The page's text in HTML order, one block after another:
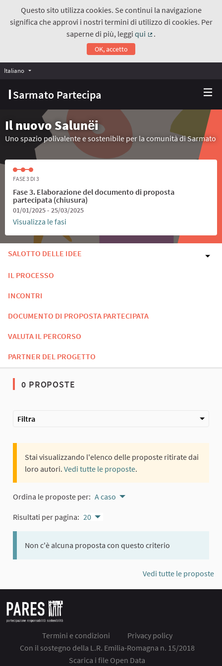
Questo sito utilizza cookies. Se continui la navigazione
significa che approvi i nostri termini di utilizzo di cookies. Per
saperne di più, leggiqui
.
OK, accetto
Sarmato Partecipa
Italiano Choose language
Il nuovo Salunёi
Uno spazio polivalente e sostenibile per la comunità di Sarmato
FASE 3 DI 3
Fase 3. Elaborazione del documento di proposta
partecipata (chiusura)
01/01/2025 - 25/03/2025
Visualizza le fasi
SALOTTO DELLE IDEE
IL PROCESSO
INCONTRI
DOCUMENTO DI PROPOSTA PARTECIPATA
VALUTA IL PERCORSO
PARTNER DEL PROGETTO
0 PROPOSTE
Filtra
Stai visualizzando l'elenco delle proposte ritirate dai
loro autori. Vedi tutte le proposte.
Ordina le proposte per: A caso
Risultati per pagina: 20
Non c'è alcuna proposta con questo criterio
Vedi tutte le proposte
Termini e condizioni
Privacy policy
Con il sostegno della L.R. Emilia-Romagna n. 15/2018
Scarica i file Open Data